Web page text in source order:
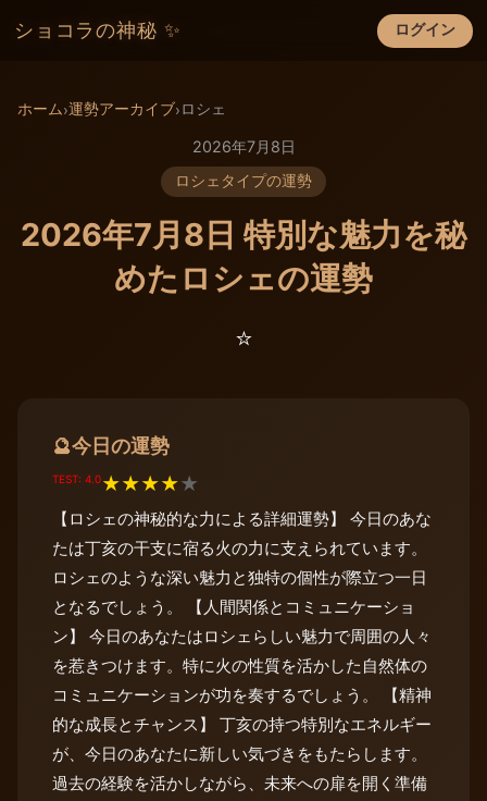
ショコラの神秘 ✨ ログイン
×
ホーム›運勢アーカイブ›ロシェ
2026年7月8日
ロシェタイプの運勢
2026年7月8日 特別な魅力を秘
めたロシェの運勢
⭐️
🔮今日の運勢
TEST: 4.0★★★★★
【ロシェの神秘的な力による詳細運勢】 今日のあな
たは丁亥の干支に宿る火の力に支えられています。
ロシェのような深い魅力と独特の個性が際立つ一日
となるでしょう。 【人間関係とコミュニケーショ
ン】 今日のあなたはロシェらしい魅力で周囲の人々
を惹きつけます。特に火の性質を活かした自然体の
コミュニケーションが功を奏するでしょう。 【精神
的な成長とチャンス】 丁亥の持つ特別なエネルギー
が、今日のあなたに新しい気づきをもたらします。
過去の経験を活かしながら、未来への扉を開く準備